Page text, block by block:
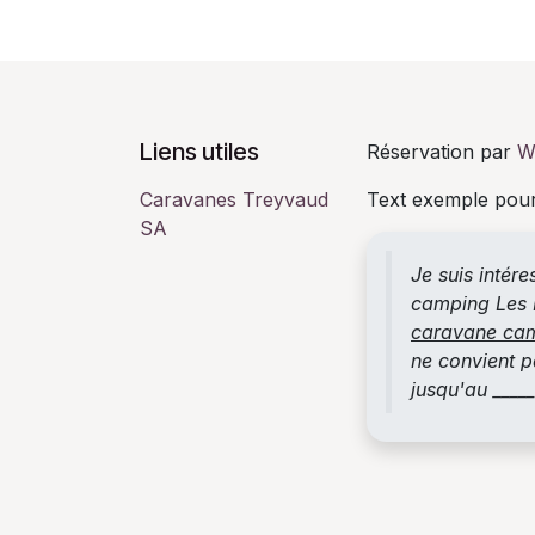
Liens utiles
Caravanes Treyvaud
SA
Réservation par
Text exemple
Je suis
camping Les
caravane
ne convient
jusqu'au